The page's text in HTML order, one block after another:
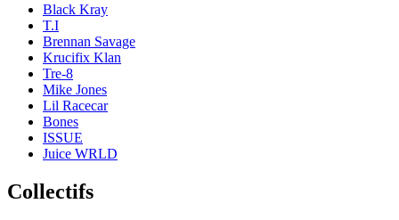
Black Kray
T.I
Brennan Savage
Krucifix Klan
Tre-8
Mike Jones
Lil Racecar
Bones
ISSUE
Juice WRLD
Collectifs